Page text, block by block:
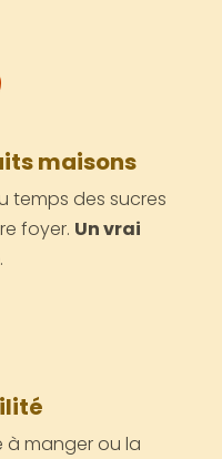
maisons
temps des sucres
foyer. Un vrai
.
à manger ou la